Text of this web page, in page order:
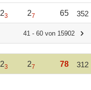
23 27 65 352
41 - 60 von 15902
23 27 78 312